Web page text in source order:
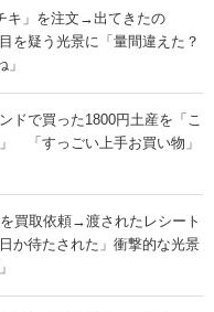
キ」を注文→出てきたの
疑う光景に「量間違えた？
ドで買った1800円土産を「こ
「すっごい上手お買い物」
買取依頼→渡されたレシート
待たされた」衝撃的な光景